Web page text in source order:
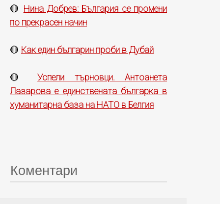
🔴 Нина Добрев: България се промени
по прекрасен начин
🔴 Как един българин проби в Дубай
🔴 Успели търновци. Антоанета
Лазарова е единствената българка в
хуманитарна база на НАТО в Белгия
Коментари